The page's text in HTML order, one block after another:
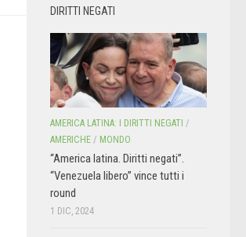
DIRITTI NEGATI
AMERICA LATINA: I DIRITTI NEGATI /
AMERICHE / MONDO
“America latina. Diritti negati”.
“Venezuela libero” vince tutti i
round
1 DIC, 2024